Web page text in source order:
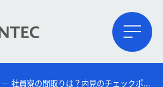
社員寮の間取りは？内見のチェックポイントとよくあるルールを紹介